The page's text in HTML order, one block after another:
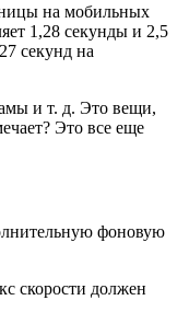
на мобильных
1,28 секунды и 2,5
секунд на
и т. д. Это вещи,
Это все еще
фоновую
скорости должен